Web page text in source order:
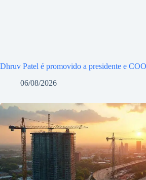
Dhruv Patel é promovido a presidente e
06/08/2026